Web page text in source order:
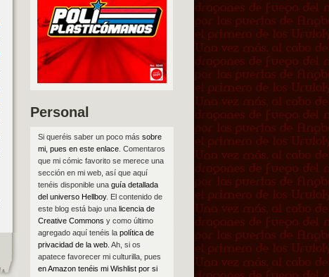
Personal
Si queréis saber un poco más sobre
mi, pues en este enlace. Comentaros
que mi cómic favorito se merece una
sección en mi web, así que aquí
tenéis disponible una guía detallada
del universo Hellboy. El contenido de
este blog está bajo una licencia de
Creative Commons y como último
agregado aquí tenéis la política de
privacidad de la web. Ah, si os
apatece favorecer mi culturilla, pues
en Amazon tenéis mi Wishlist por si